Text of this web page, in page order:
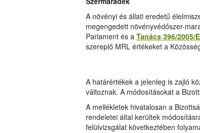
A növényi és állati eredetű
megengedett növényvédőszer-
Parlament és a Tanács 396/2005/
szereplő MRL értékeket a
A határértékek a jelenleg is zajló
változnak. A módosításokat a
A mellékletek hivatalosan a
rendeletei által kerültek
felülvizsgálat következtében